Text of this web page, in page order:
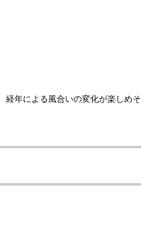
経年による風合いの変化が楽しめそ